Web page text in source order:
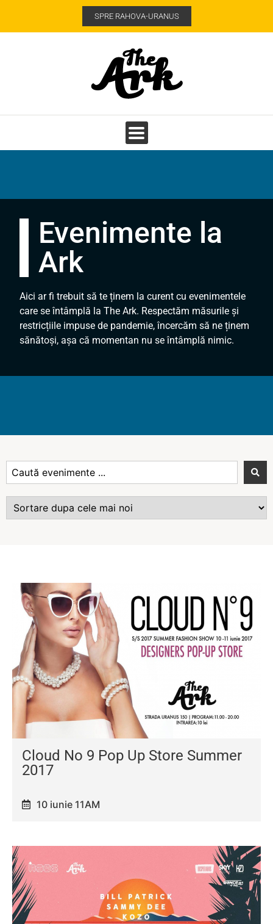
SPRE RAHOVA-URANUS
Evenimente la
Ark
Aici ar fi trebuit să te ținem la curent cu evenimentele
care se întâmplă la The Ark. Respectăm măsurile și
restricțiile impuse de pandemie, încercăm să ne ținem
sănătoși, așa că momentan nu se întâmplă nimic.
Cloud No 9 Pop Up Store Summer
2017
10 iunie 11AM